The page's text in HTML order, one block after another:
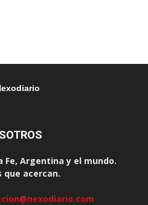
Fe, Argentina y el mundo.
que acercan.